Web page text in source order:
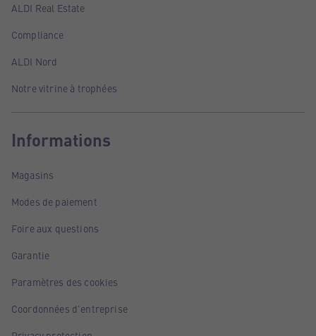
ALDI Real Estate
Compliance
ALDI Nord
Notre vitrine à trophées
Informations
Magasins
Modes de paiement
Foire aux questions
Garantie
Paramètres des cookies
Coordonnées d'entreprise